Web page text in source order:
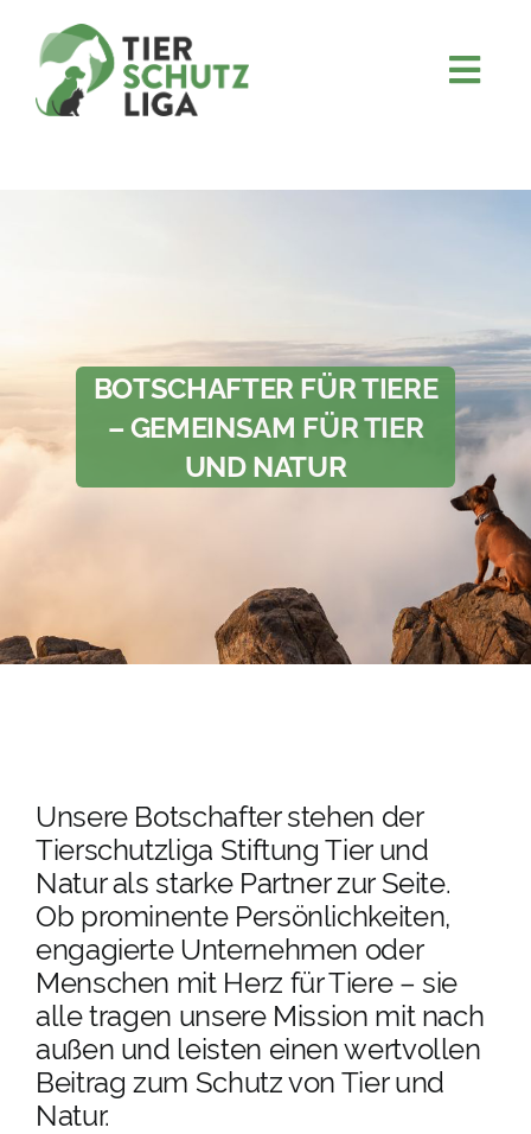
content
KOOPERATIONEN
TIERHEIMTIERE
RATGEBER
BOTSCHAFTER FÜR TIERE
– GEMEINSAM FÜR TIER
UND NATUR
Unsere Botschafter stehen der
Tierschutzliga Stiftung Tier und
Natur als starke Partner zur Seite.
Ob prominente Persönlichkeiten,
engagierte Unternehmen oder
Menschen mit Herz für Tiere – sie
alle tragen unsere Mission mit nach
außen und leisten einen wertvollen
Beitrag zum Schutz von Tier und
Natur.